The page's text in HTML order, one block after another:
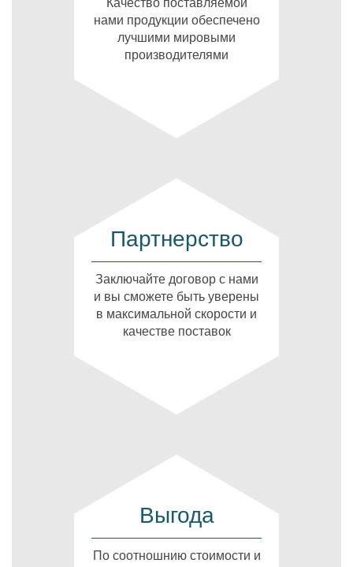
нами продукции обеспечено
лучшими мировыми
производителями
Партнерство
Заключайте договор с нами
и вы сможете быть уверены
в максимальной скорости и
качестве поставок
Выгода
По соотношнию стоимости и